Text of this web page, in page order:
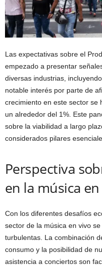
Las expectativas sobre el
empezado a presentar
diversas industrias,
notable interés por parte de
crecimiento en este sector se
un alrededor del 1%. Este
sobre la viabilidad a largo
considerados pilares
Perspectiva
en la música
Con los diferentes desafíos
sector de la música en vivo
turbulentas. La combinación
consumo y la posibilidad de
asistencia a conciertos son